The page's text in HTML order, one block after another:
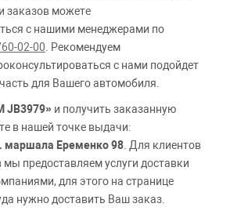
заказов можете
с нашими менеджерами по
02-00 . Рекомендуем
с нами подойдет
для Вашего автомобиля.
JB3979» и получить заказанную
в нашей точке выдачи:
маршала Еременко 98 . Для клиентов
мы предоставляем услуги доставки
для этого на странице
нужно доставить Ваш заказ.